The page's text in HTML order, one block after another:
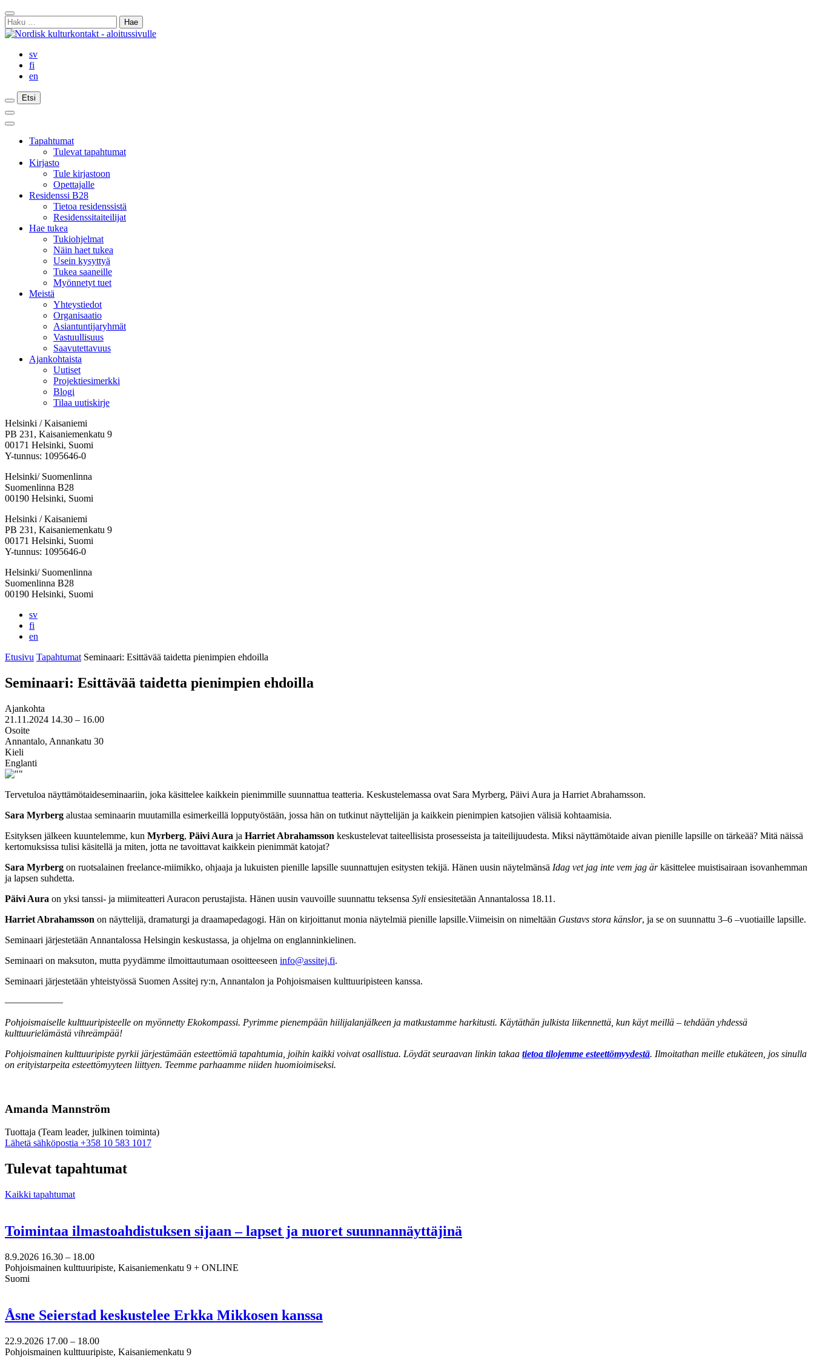
Siirry
sisältöön
Sulje
haku
Haku:
sv
fi
en
Etsi
Etsi
Etsi
Päävalikko
Sulje
päävalikkoTapahtumat
Tulevat tapahtumat
Kirjasto
Tule kirjastoon
Opettajalle
Residenssi B28
Tietoa residenssistä
Residenssitaiteilijat
Hae tukea
Tukiohjelmat
Näin haet tukea
Usein kysyttyä
Tukea saaneille
Myönnetyt tuet
Meistä
Yhteystiedot
Organisaatio
Asiantuntijaryhmät
Vastuullisuus
Saavutettavuus
Ajankohtaista
Uutiset
Projektiesimerkki
Blogi
Tilaa uutiskirje
Helsinki / Kaisaniemi
PB 231, Kaisaniemenkatu 9
00171 Helsinki, Suomi
Y-tunnus: 1095646-0
Helsinki/ Suomenlinna
Suomenlinna B28
00190 Helsinki, Suomi
Facebook:
Avataan
uuteen
välilehteen
Instagram:
Avataan
uuteen
välilehteen
TikTok:
Avataan
uuteen
välilehteen
Youtube:
Avataan
uuteen
välilehteen
Vimeo:
Avataan
uuteen
välilehteen
Helsinki / Kaisaniemi
PB 231, Kaisaniemenkatu 9
00171 Helsinki, Suomi
Y-tunnus: 1095646-0
Helsinki/ Suomenlinna
Suomenlinna B28
00190 Helsinki, Suomi
sv
fi
en
Etusivu Tapahtumat Seminaari: Esittävää taidetta pienimpien ehdoilla
Seminaari: Esittävää taidetta pienimpien ehdoilla
Ajankohta
21.11.2024 14.30 – 16.00
Osoite
Annantalo, Annankatu 30
Kieli
Englanti
Tervetuloa näyttämötaideseminaariin, joka käsittelee kaikkein pienimmille suunnattua teatteria. Keskustelemassa ovat Sara Myrberg, Päivi Aura ja Harriet Abrahamsson.
Sara Myrberg alustaa seminaarin muutamilla esimerkeillä lopputyöstään, jossa hän on tutkinut näyttelijän ja kaikkein pienimpien katsojien välisiä kohtaamisia.
Esityksen jälkeen kuuntelemme, kun Myrberg, Päivi Aura ja Harriet Abrahamsson keskustelevat taiteellisista prosesseista ja taiteilijuudesta. Miksi näyttämötaide aivan pienille lapsille on tärkeää? Mitä näissä
kertomuksissa tulisi käsitellä ja miten, jotta ne tavoittavat kaikkein pienimmät katojat?
Sara Myrberg on ruotsalainen freelance-miimikko, ohjaaja ja lukuisten pienille lapsille suunnattujen esitysten tekijä. Hänen uusin näytelmänsä Idag vet jag inte vem jag ärkäsittelee muistisairaan isovanhemman
ja lapsen suhdetta.
Päivi Aura on yksi tanssi- ja miimiteatteri Auracon perustajista. Hänen uusin vauvoille suunnattu teksensa Syli ensiesitetään Annantalossa 18.11.
Harriet Abrahamsson on näyttelijä, dramaturgi ja draamapedagogi. Hän on kirjoittanut monia näytelmiä pienille lapsille.Viimeisin on nimeltään Gustavs stora känslor, ja se on suunnattu 3–6 –vuotiaille lapsille.
Seminaari järjestetään Annantalossa Helsingin keskustassa, ja ohjelma on englanninkielinen.
Seminaari on maksuton, mutta pyydämme ilmoittautumaan osoitteeseen info@assitej.fi.
Seminaari järjestetään yhteistyössä Suomen Assitej ry:n, Annantalon ja Pohjoismaisen kulttuuripisteen kanssa.
––––––––––––
Pohjoismaiselle kulttuuripisteelle on myönnetty Ekokompassi. Pyrimme pienempään hiilijalanjälkeen ja matkustamme harkitusti. Käytäthän julkista liikennettä, kun käyt meillä – tehdään yhdessä
kulttuurielämästä vihreämpää!
Pohjoismainen kulttuuripiste pyrkii järjestämään esteettömiä tapahtumia, joihin kaikki voivat osallistua. Löydät seuraavan linkin takaa tietoa tilojemme esteettömyydestä. Ilmoitathan meille etukäteen, jos sinulla
on erityistarpeita esteettömyyteen liittyen. Teemme parhaamme niiden huomioimiseksi.
Amanda Mannström
Tuottaja (Team leader, julkinen toiminta)
Lähetä sähköpostia Sänd
till
amanda.mannstrom@nkk.org
+358 10 583 1017
Tulevat tapahtumat
Kaikki tapahtumat
Toimintaa ilmastoahdistuksen sijaan – lapset ja nuoret suunnannäyttäjinä
8.9.2026 16.30 – 18.00
Pohjoismainen kulttuuripiste, Kaisaniemenkatu 9 + ONLINE
Suomi
Åsne Seierstad keskustelee Erkka Mikkosen kanssa
22.9.2026 17.00 – 18.00
Pohjoismainen kulttuuripiste, Kaisaniemenkatu 9